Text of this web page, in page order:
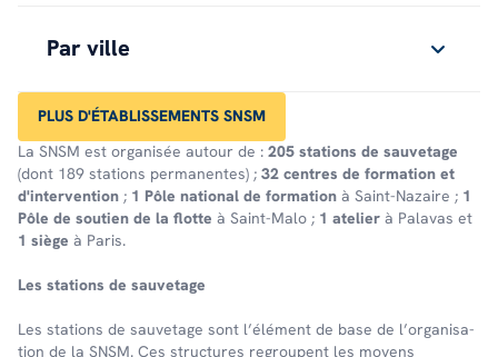
Par ville
PLUS D'ÉTABLISSEMENTS SNSM
La SNSM est organisée autour de : 205 stations de sauvetage
(dont 189 stations permanentes) ; 32 centres de formation et
d'intervention ; 1 Pôle national de formation à Saint-Nazaire ; 1
Pôle de soutien de la flotte à Saint-Malo ; 1 atelier à Palavas et
1 siège à Paris.
Les stations de sauve­tage
Les stations de sauve­tage sont l’élé­ment de base de l’or­ga­ni­sa­
tion de la SNSM. Ces struc­tures regroupent les moyens